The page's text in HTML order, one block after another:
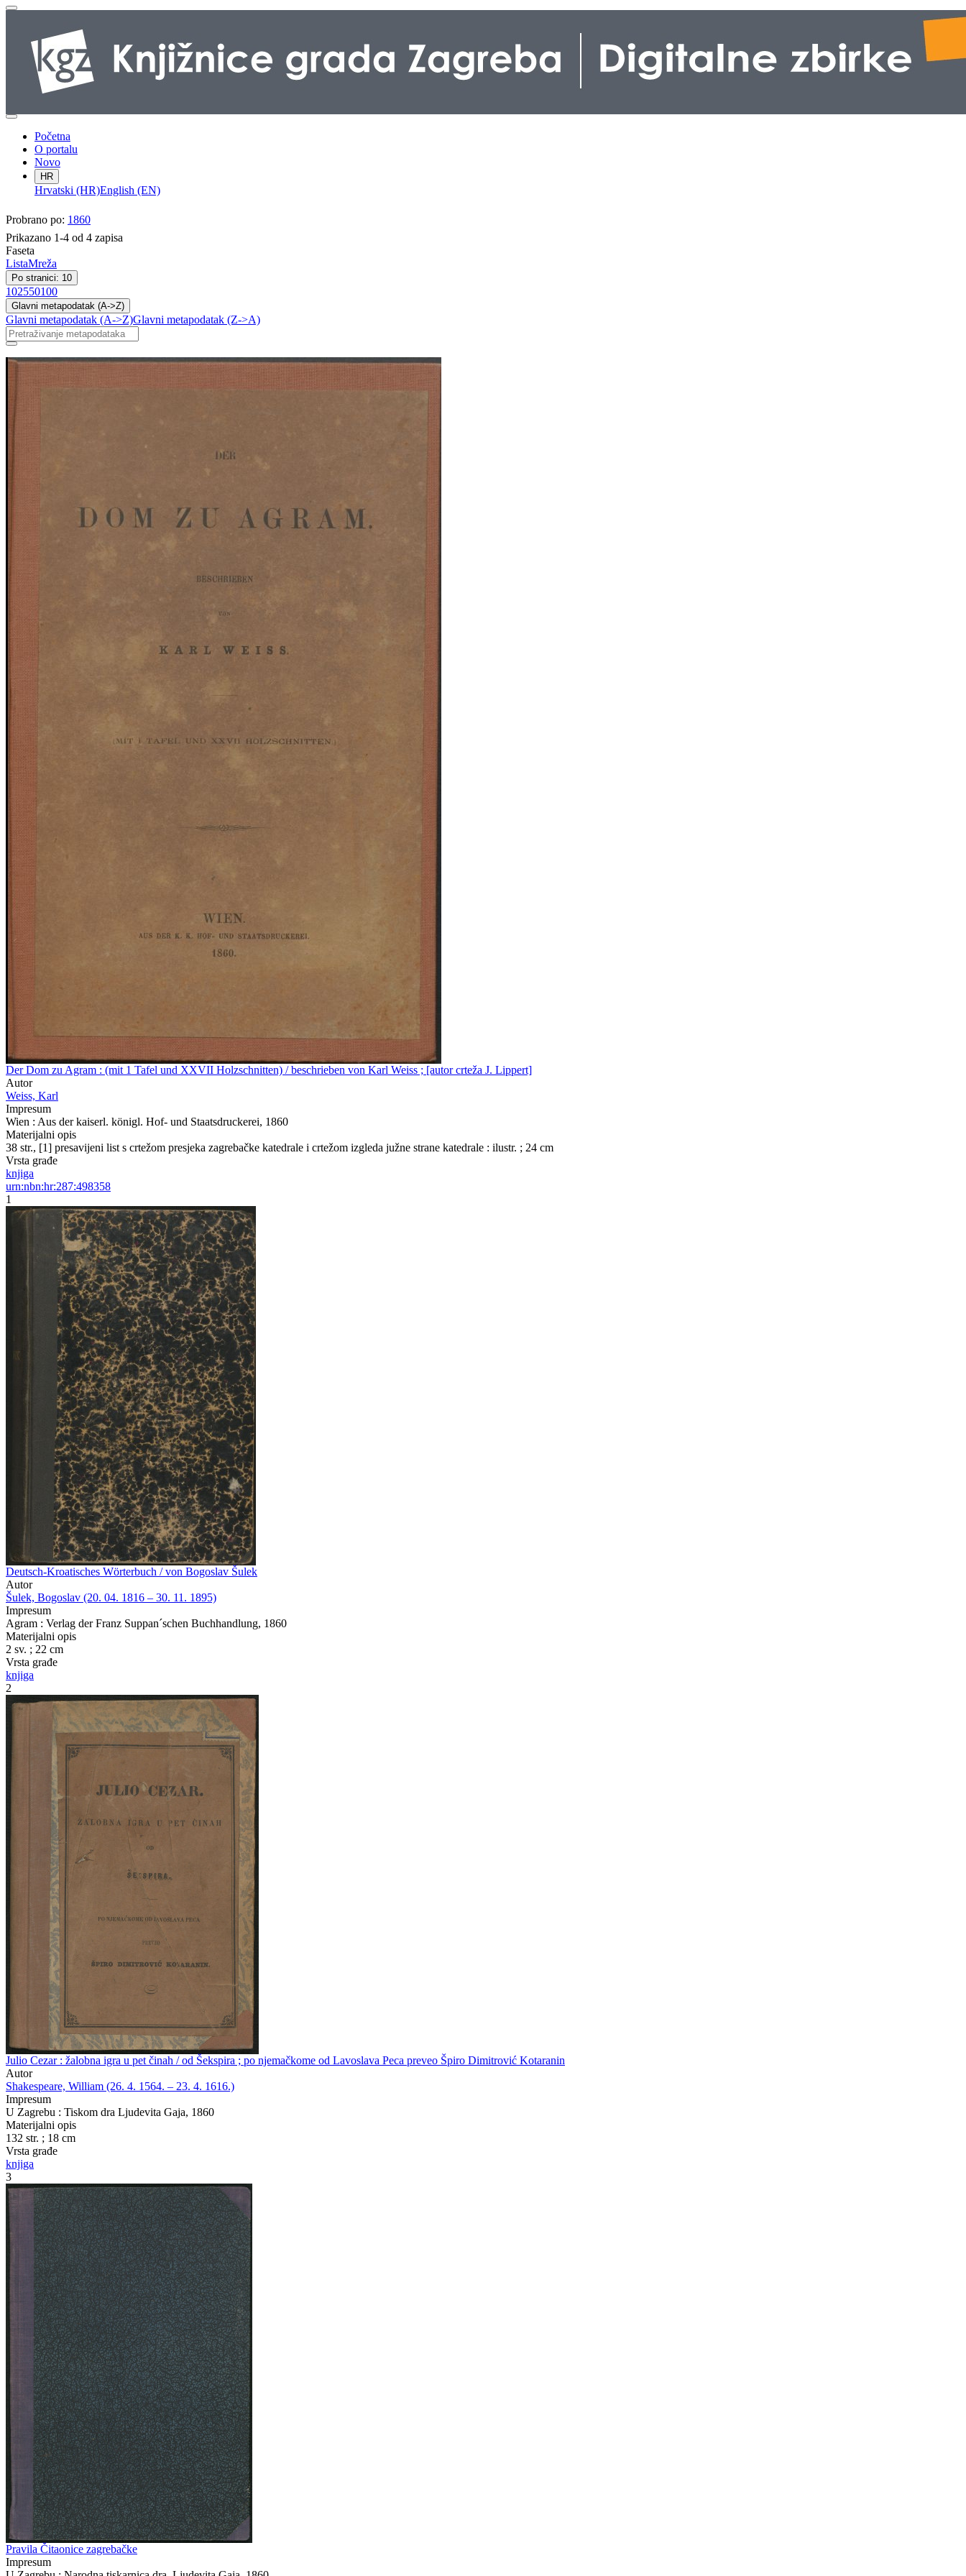
Početna
O portalu
Novo
HR
Hrvatski (HR)English (EN)
Probrano po: 1860
Prikazano 1-4 od 4 zapisa
Faseta
ListaMreža
Po stranici: 10
102550100
Glavni metapodatak (A->Z)
Glavni metapodatak (A->Z)Glavni metapodatak (Z->A)
Der Dom zu Agram : (mit 1 Tafel und XXVII Holzschnitten) / beschrieben von Karl Weiss ; [autor crteža J. Lippert]
Autor
Weiss, Karl
Impresum
Wien : Aus der kaiserl. königl. Hof- und Staatsdruckerei, 1860
Materijalni opis
38 str., [1] presavijeni list s crtežom presjeka zagrebačke katedrale i crtežom izgleda južne strane katedrale : ilustr. ; 24 cm
Vrsta građe
knjiga
urn:nbn:hr:287:498358
1
Deutsch-Kroatisches Wörterbuch / von Bogoslav Šulek
Autor
Šulek, Bogoslav (20. 04. 1816 – 30. 11. 1895)
Impresum
Agram : Verlag der Franz Suppan´schen Buchhandlung, 1860
Materijalni opis
2 sv. ; 22 cm
Vrsta građe
knjiga
2
Julio Cezar : žalobna igra u pet činah / od Šekspira ; po njemačkome od Lavoslava Peca preveo Špiro Dimitrović Kotaranin
Autor
Shakespeare, William (26. 4. 1564. – 23. 4. 1616.)
Impresum
U Zagrebu : Tiskom dra Ljudevita Gaja, 1860
Materijalni opis
132 str. ; 18 cm
Vrsta građe
knjiga
3
Pravila Čitaonice zagrebačke
Impresum